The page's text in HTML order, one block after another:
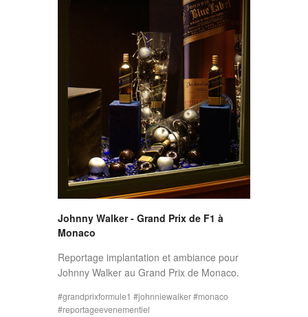
Johnny Walker - Grand Prix de F1 à
Monaco
Reportage implantation et ambiance pour
Johnny Walker au Grand Prix de Monaco.
grandprixformule1 johnniewalker
monaco
reportageevenementiel